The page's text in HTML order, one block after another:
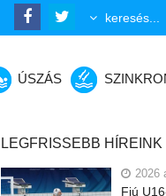
ÚSZÁS
LEGFRISSEBB HÍREINK
2026
Fiú